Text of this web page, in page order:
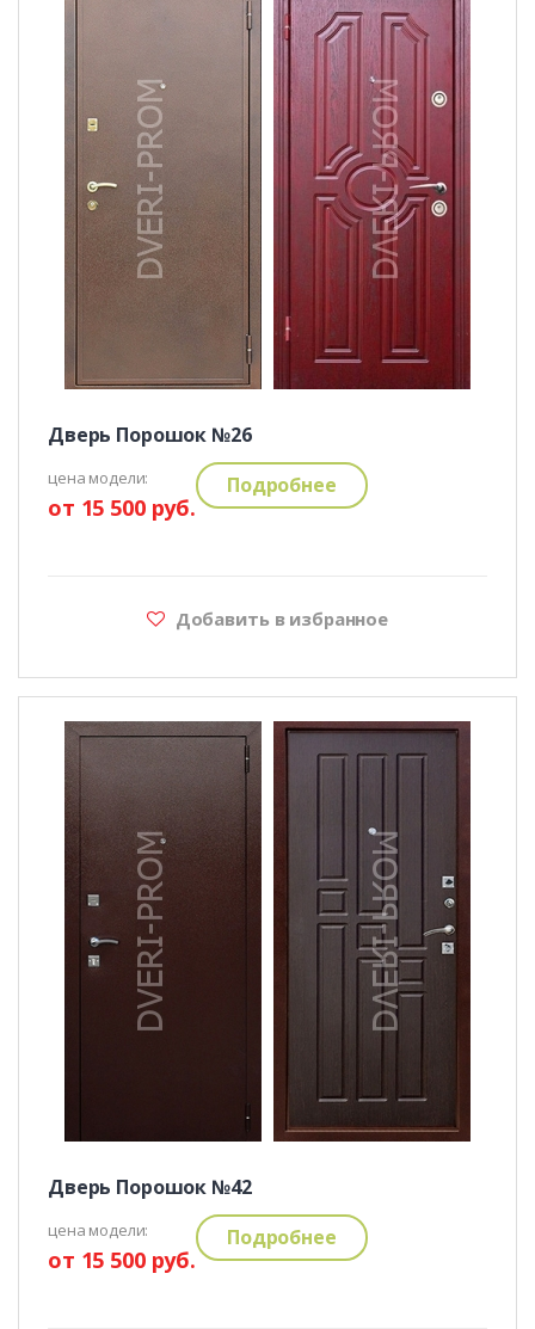
Дверь Порошок №26
цена модели:
от 15 500 руб.
Подробнее
Добавить в избранное
Дверь Порошок №42
цена модели:
от 15 500 руб.
Подробнее